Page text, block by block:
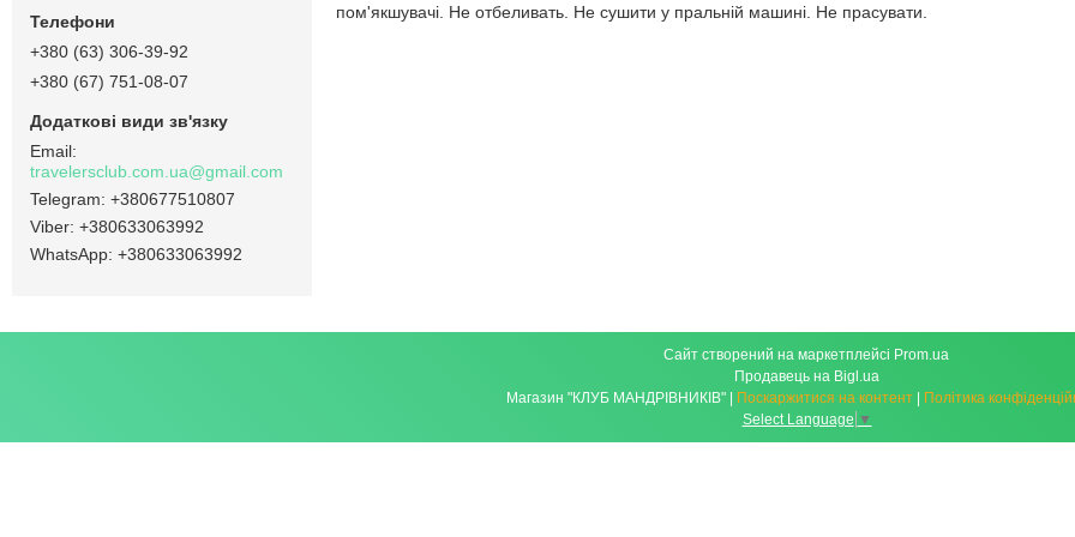
пом'якшувачі. Не отбеливать. Не сушити у пральній машині. Не прасувати.
+380 (63) 306-39-92
+380 (67) 751-08-07
travelersclub.com.ua@gmail.com
+380677510807
+380633063992
+380633063992
Сайт створений на маркетплейсі Prom.ua
Продавець на Bigl.ua
Магазин "КЛУБ МАНДРІВНИКІВ" | Поскаржитися на контент | Політика
Select Language ▼